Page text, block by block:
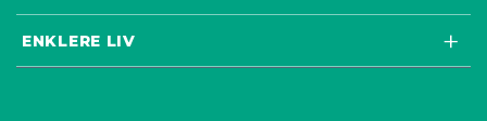
ENKLERE LIV